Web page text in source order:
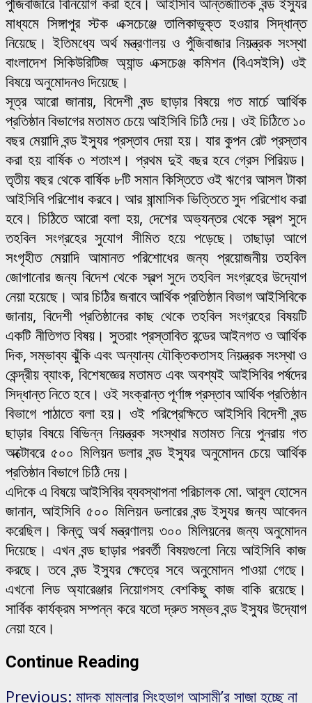
মাধ্যমে সিঙ্গাপুর স্টক এক্সচেঞ্জে তালিকাভুক্ত হওয়ার সিদ্ধান্ত
নিয়েছে। ইতিমধ্যে অর্থ মন্ত্রণালয় ও পুঁজিবাজার নিয়ন্ত্রক সংস্থা
বাংলাদেশ সিকিউরিটিজ অ্যান্ড এক্সচেঞ্জ কমিশন (বিএসইসি) ওই
বিষয়ে অনুমোদনও দিয়েছে।
সূত্র আরো জানায়, বিদেশী বন্ড ছাড়ার বিষয়ে গত মার্চে আর্থিক
প্রতিষ্ঠান বিভাগের মতামত চেয়ে আইসিবি চিঠি দেয়। ওই চিঠিতে ১০
বছর মেয়াদি বন্ড ইস্যুর প্রস্তাব দেয়া হয়। যার কুপন রেট প্রস্তাব
করা হয় বার্ষিক ৩ শতাংশ। প্রথম দুই বছর হবে গ্রেস পিরিয়ড।
তৃতীয় বছর থেকে বার্ষিক ৮টি সমান কিস্তিতে ওই ঋণের আসল টাকা
আইসিবি পরিশোধ করবে। আর ষান্মাসিক ভিত্তিতে সুদ পরিশোধ করা
হবে। চিঠিতে আরো বলা হয়, দেশের অভ্যন্তর থেকে স্বল্প সুদে
তহবিল সংগ্রহের সুযোগ সীমিত হয়ে পড়েছে। তাছাড়া আগে
সংগৃহীত মেয়াদি আমানত পরিশোধের জন্য প্রয়োজনীয় তহবিল
জোগানোর জন্য বিদেশ থেকে স্বল্প সুদে তহবিল সংগ্রহের উদ্যোগ
নেয়া হয়েছে। আর চিঠির জবাবে আর্থিক প্রতিষ্ঠান বিভাগ আইসিবিকে
জানায়, বিদেশী প্রতিষ্ঠানের কাছ থেকে তহবিল সংগ্রহের বিষয়টি
একটি নীতিগত বিষয়। সুতরাং প্রস্তাবিত বন্ডের আইনগত ও আর্থিক
দিক, সম্ভাব্য ঝুঁকি এবং অন্যান্য যৌক্তিকতাসহ নিয়ন্ত্রক সংস্থা ও
কেন্দ্রীয় ব্যাংক, বিশেষজ্ঞের মতামত এবং অবশ্যই আইসিবির পর্ষদের
সিদ্ধান্ত নিতে হবে। ওই সংক্রান্ত পূর্ণাঙ্গ প্রস্তাব আর্থিক প্রতিষ্ঠান
বিভাগে পাঠাতে বলা হয়। ওই পরিপ্রেক্ষিতে আইসিবি বিদেশী বন্ড
ছাড়ার বিষয়ে বিভিন্ন নিয়ন্ত্রক সংস্থার মতামত নিয়ে পুনরায় গত
অক্টোবরে ৫০০ মিলিয়ন ডলার বন্ড ইস্যুর অনুমোদন চেয়ে আর্থিক
প্রতিষ্ঠান বিভাগে চিঠি দেয়।
এদিকে এ বিষয়ে আইসিবির ব্যবস্থাপনা পরিচালক মো. আবুল হোসেন
জানান, আইসিবি ৫০০ মিলিয়ন ডলারের বন্ড ইস্যুর জন্য আবেদন
করেছিল। কিন্তু অর্থ মন্ত্রণালয় ৩০০ মিলিয়নের জন্য অনুমোদন
দিয়েছে। এখন বন্ড ছাড়ার পরবর্তী বিষয়গুলো নিয়ে আইসিবি কাজ
করছে। তবে বন্ড ইস্যুর ক্ষেত্রে সবে অনুমোদন পাওয়া গেছে।
এখনো লিড অ্যারেঞ্জার নিয়োগসহ বেশকিছু কাজ বাকি রয়েছে।
সার্বিক কার্যক্রম সম্পন্ন করে যতো দ্রুত সম্ভব বন্ড ইস্যুর উদ্যোগ
নেয়া হবে।
Continue Reading
Previous: মাদক মামলার সিংহভাগ আসামী’র সাজা হচ্ছে না